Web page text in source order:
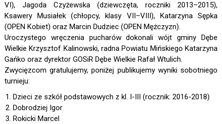
VI), Jagoda Czyżewska (dziewczęta, roczniki 2013–2015),
Ksawery Musiałek (chłopcy, klasy VII–VIII), Katarzyna Sępka
(OPEN Kobiet) oraz Marcin Dudziec (OPEN Mężczyzn).
Uroczystego wręczenia pucharów dokonali wójt gminy Dębe
Wielkie Krzysztof Kalinowski, radna Powiatu Mińskiego Katarzyna
Gańko oraz dyrektor GOSiR Dębe Wielkie Rafał Wtulich.
Zwycięzcom gratulujemy, poniżej publikujemy wyniki sobotniego
turnieju:
Dzieci ze szkół podstawowych z kl. I-III (rocznik: 2016-2018)
Dobrodziej Igor
Rokicki Marcel